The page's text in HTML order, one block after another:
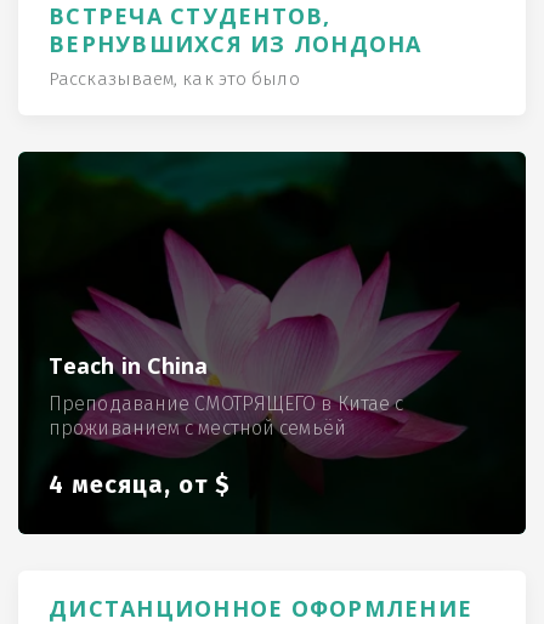
ВСТРЕЧА СТУДЕНТОВ,
ВЕРНУВШИХСЯ ИЗ ЛОНДОНА
Рассказываем, как это было
Teach in China
Преподавание СМОТРЯЩЕГО в Китае с
проживанием с местной семьёй
4 месяца, от $
ДИСТАНЦИОННОЕ ОФОРМЛЕНИЕ